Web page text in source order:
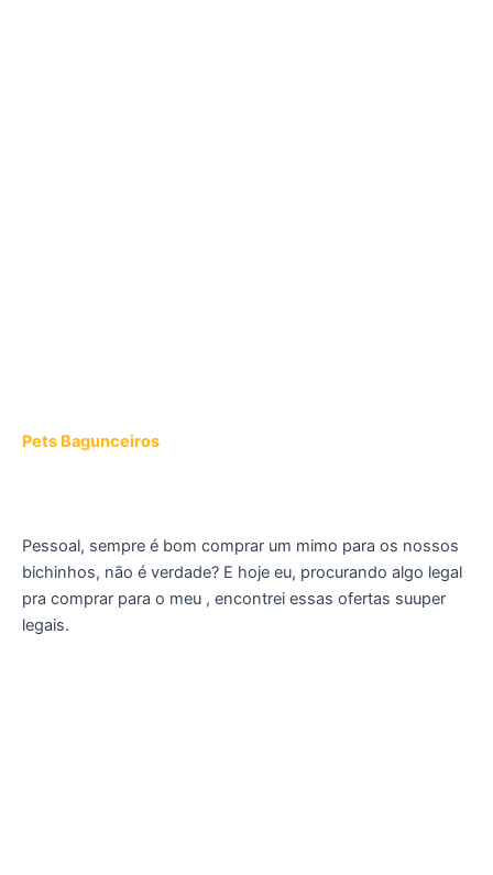
Pets Bagunceiros
Pessoal, sempre é bom comprar um mimo para os nossos
bichinhos, não é verdade? E hoje eu, procurando algo legal
pra comprar para o meu , encontrei essas ofertas suuper
legais.